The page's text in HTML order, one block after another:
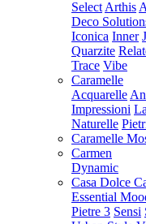
Select Arthis
Deco
Iconica Inner
Quarzite
Trace Vibe
Caramelle
Acquarelle
Impressioni
Naturelle
Caramelle
Carmen
Dynamic
Casa Dolce
Essential
Pietre 3 Sensi